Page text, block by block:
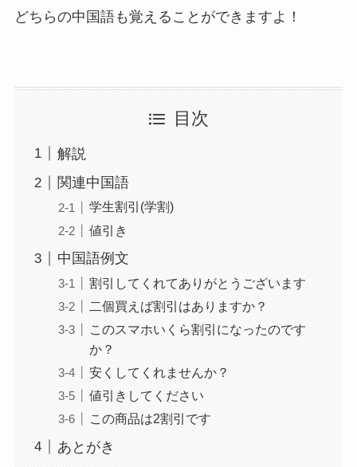
どちらの中国語も覚えることができますよ！
目次
解説
関連中国語
学生割引(学割)
値引き
中国語例文
割引してくれてありがとうございます
二個買えば割引はありますか？
このスマホいくら割引になったのです
か？
安くしてくれませんか？
値引きしてください
この商品は2割引です
あとがき